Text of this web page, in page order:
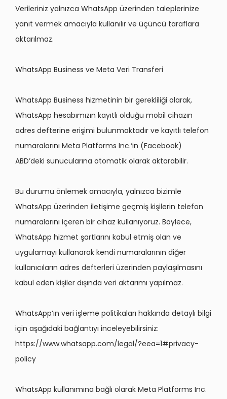
Verileriniz yalnızca WhatsApp üzerinden taleplerinize
yanıt vermek amacıyla kullanılır ve üçüncü taraflara
aktarılmaz.
WhatsApp Business ve Meta Veri Transferi
WhatsApp Business hizmetinin bir gerekliliği olarak,
WhatsApp hesabımızın kayıtlı olduğu mobil cihazın
adres defterine erişimi bulunmaktadır ve kayıtlı telefon
numaralarını Meta Platforms Inc.‘in (Facebook)
ABD’deki sunucularına otomatik olarak aktarabilir.
Bu durumu önlemek amacıyla, yalnızca bizimle
WhatsApp üzerinden iletişime geçmiş kişilerin telefon
numaralarını içeren bir cihaz kullanıyoruz. Böylece,
WhatsApp hizmet şartlarını kabul etmiş olan ve
uygulamayı kullanarak kendi numaralarının diğer
kullanıcıların adres defterleri üzerinden paylaşılmasını
kabul eden kişiler dışında veri aktarımı yapılmaz.
WhatsApp’ın veri işleme politikaları hakkında detaylı bilgi
için aşağıdaki bağlantıyı inceleyebilirsiniz:
https://www.whatsapp.com/legal/?eea=1#privacy-
policy
WhatsApp kullanımına bağlı olarak Meta Platforms Inc.